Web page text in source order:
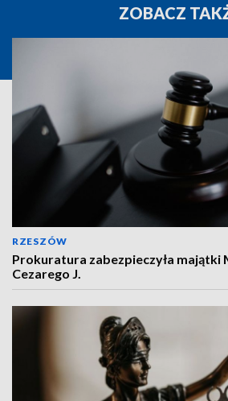
ZOBACZ
RZESZÓW
Prokuratura zabezpieczyła majątki
Cezarego J.